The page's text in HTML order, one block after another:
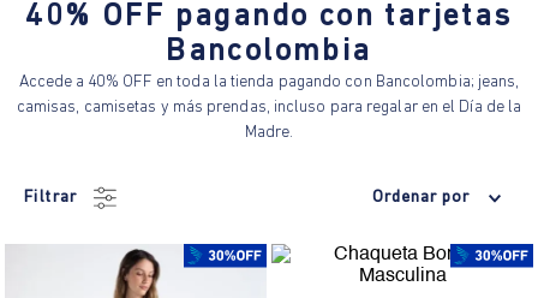
40% OFF pagando con tarjetas
Bancolombia
Accede a 40% OFF en toda la tienda pagando con Bancolombia; jeans,
camisas, camisetas y más prendas, incluso para regalar en el Día de la
Madre.
Filtrar Ordenar por